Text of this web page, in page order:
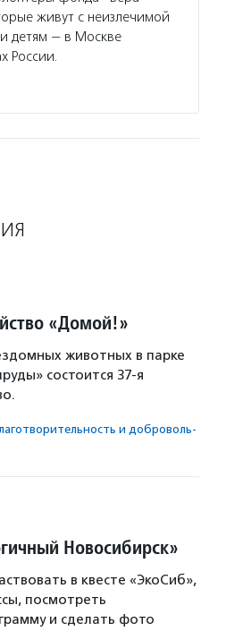
живут с неизлечимой
детям — в Москве
России.
«Домой!»
животных в парке
состоится 37-я
и доброволь­
Новосибирск»
в квесте «ЭкоСиб»,
посмотреть
и сделать фото